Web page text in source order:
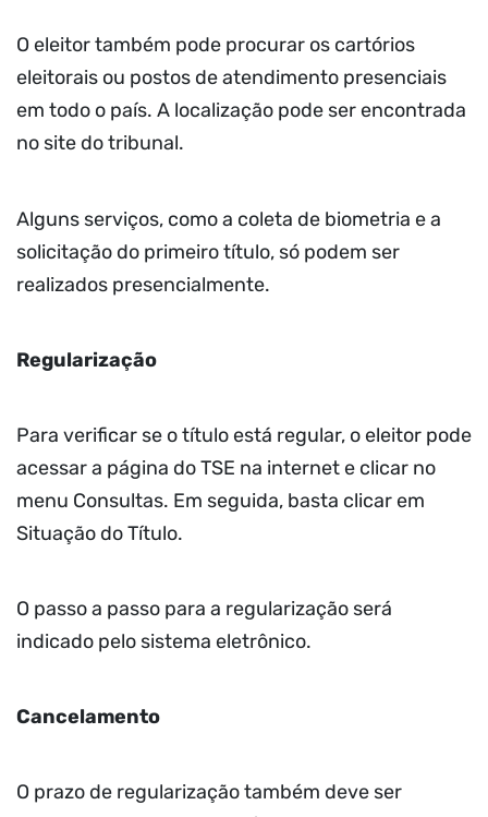
O eleitor também pode procurar os cartórios
eleitorais ou postos de atendimento presenciais
em todo o país. A localização pode ser encontrada
no site do tribunal.
Alguns serviços, como a coleta de biometria e a
solicitação do primeiro título, só podem ser
realizados presencialmente.
Regularização
Para verificar se o título está regular, o eleitor pode
acessar a página do TSE na internet e clicar no
menu Consultas. Em seguida, basta clicar em
Situação do Título.
O passo a passo para a regularização será
indicado pelo sistema eletrônico.
Cancelamento
O prazo de regularização também deve ser